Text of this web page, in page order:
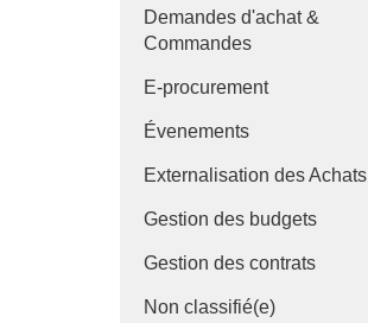
Demandes d'achat &
Commandes
E-procurement
Évenements
Externalisation des Achats
Gestion des budgets
Gestion des contrats
Non classifié(e)